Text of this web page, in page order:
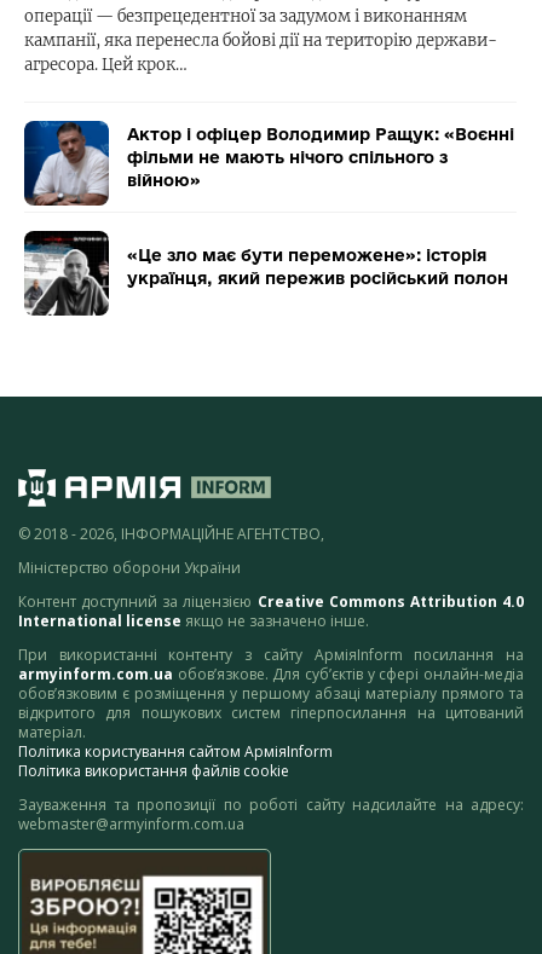
операції — безпрецедентної за задумом і виконанням
кампанії, яка перенесла бойові дії на територію держави-
агресора. Цей крок…
Актор і офіцер Володимир Ращук: «Воєнні
фільми не мають нічого спільного з
війною»
«Це зло має бути переможене»: історія
українця, який пережив російський полон
© 2018 - 2026, ІНФОРМАЦІЙНЕ АГЕНТСТВО,
Міністерство оборони України
Контент доступний за ліцензією Creative Commons Attribution 4.0
International license якщо не зазначено інше.
При використанні контенту з сайту АрміяInform посилання на
armyinform.com.ua обов’язкове. Для суб’єктів у сфері онлайн-медіа
обов’язковим є розміщення у першому абзаці матеріалу прямого та
відкритого для пошукових систем гіперпосилання на цитований
матеріал.
Політика користування сайтом АрміяInform
Політика використання файлів cookie
Зауваження та пропозиції по роботі сайту надсилайте на адресу:
webmaster@armyinform.com.ua